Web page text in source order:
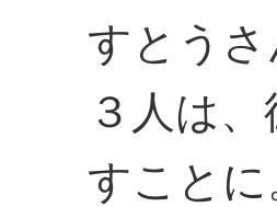
すとう
３人は
すことに